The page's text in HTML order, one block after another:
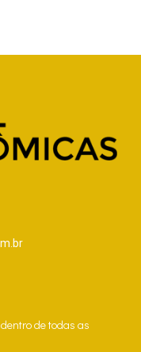
de todas as